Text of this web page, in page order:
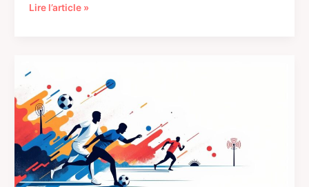
Les
contentent
d’un
match
nul
en
Arkema
Première
Ligue
Lire l’article »